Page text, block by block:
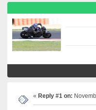
« Reply #1 on: